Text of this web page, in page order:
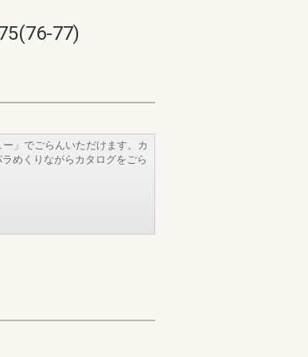
77)
」でごらんいただけます。カ
めくりながらカタログをごら